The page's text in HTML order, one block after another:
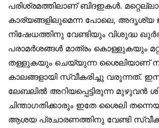
പരിശ്രമത്തിലാണ് ബിദഇകള്‍. മറ്റെല്ലാ
കാര്യങ്ങളിലുമെന്ന പോലെ, അദൃശ്യ
നിഷേധത്തിനു വേണ്ടിയും വിശുദ്ധ
പരാമര്‍ശങ്ങള്‍ മാത്രം കൊള്ളുകയും
തള്ളുകയും ചെയ്യുന്ന ശൈലിയാണ്
കാലങ്ങളായി സ്വീകരിച്ചു വരുന്നത്.
ലേബലില്‍ അറിയപ്പെട്ടിരുന്ന മുഴുവന്‍
ചിന്താഗതിക്കാരും ഇതേ ശൈലി
ആശയ പ്രചാരണത്തിനു വേണ്ടി